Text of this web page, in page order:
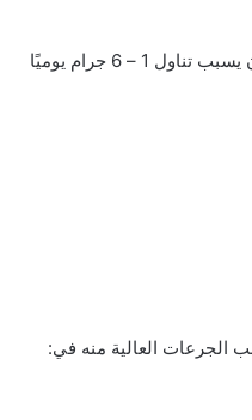
: يمكن أن يسبب تناول 1 – 6 جرام يوميًا
الجرعات العالية منه في: